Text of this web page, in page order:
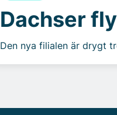
Dachser
Den nya filialen är drygt